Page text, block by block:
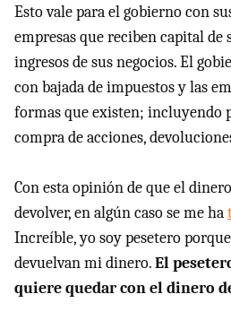
Esto vale para el gobierno con
empresas que reciben capital de
ingresos de sus negocios. El
con bajada de impuestos y las
formas que existen; incluyendo
compra de acciones,
Con esta opinión de que el
devolver, en algún caso se me ha
Increíble, yo soy pesetero
devuelvan mi dinero.El
quiere quedar con el dinero